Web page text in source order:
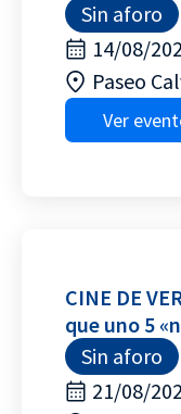
Sin aforo
14/08/
Paseo
Ver
CINE DE
que uno 5
Sin aforo
21/08/